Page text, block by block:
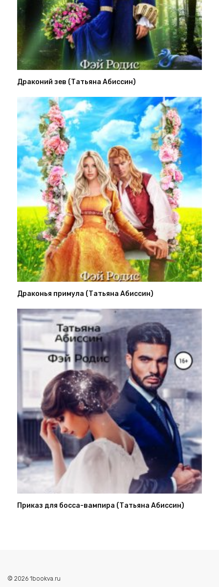
Драконий зев (Татьяна Абиссин)
Драконья примула (Татьяна Абиссин)
Приказ для босса-вампира (Татьяна Абиссин)
© 2026 1bookva.ru